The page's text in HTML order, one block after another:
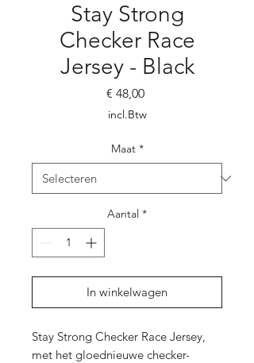
Stay Strong
Checker Race
Jersey - Black
€ 48,00Prijs
incl.Btw
Maat *
Aantal *
In winkelwagen
Stay Strong Checker Race Jersey,
met het gloednieuwe checker-